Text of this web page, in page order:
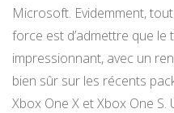
Microsoft. Evidemment, tout
force est d’admettre que le
impressionnant, avec un
bien sûr sur les récents
Xbox One X et Xbox One